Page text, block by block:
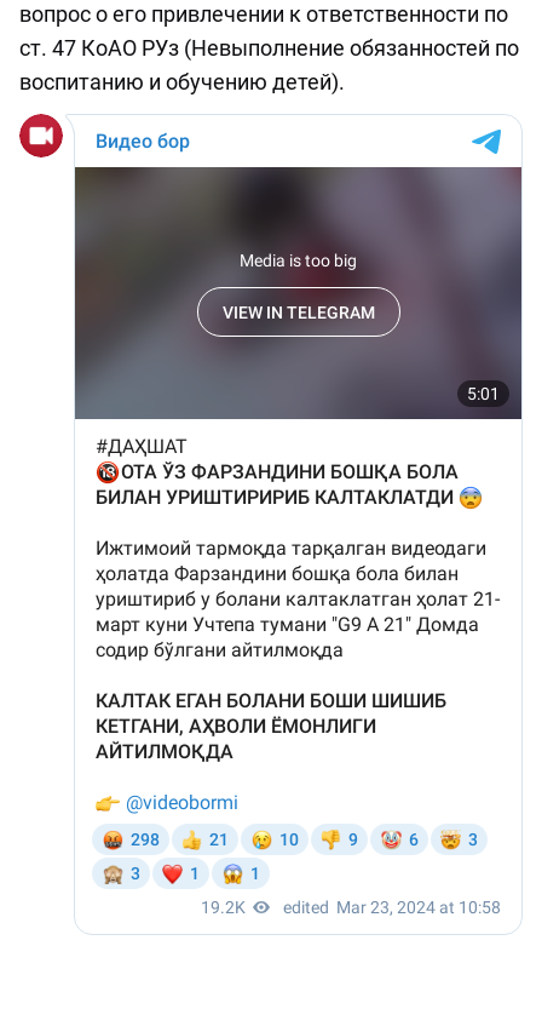
вопрос о его привлечении к ответственности по
ст. 47 КоАО РУз (Невыполнение обязанностей по
воспитанию и обучению детей).